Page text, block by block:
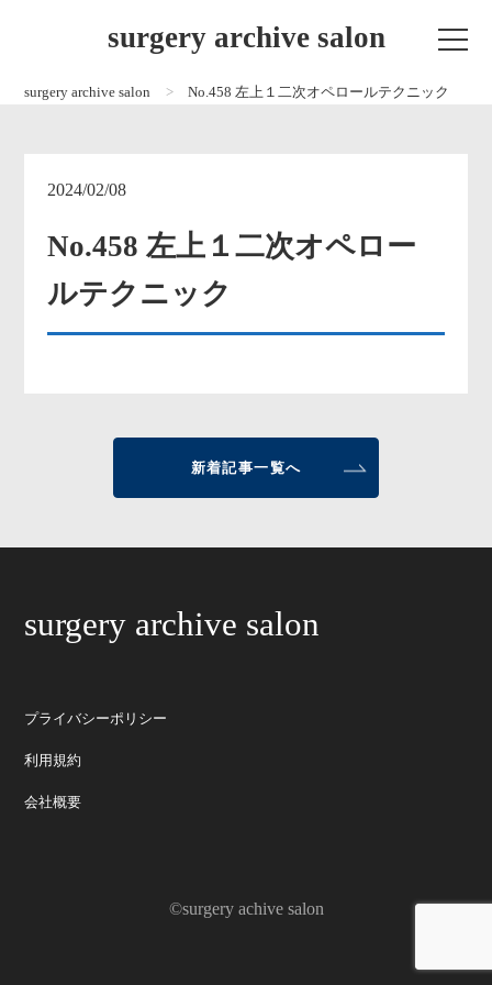
surgery archive salon
surgery archive salon No.458 左上１二次オペロールテクニック
2024/02/08
No.458 左上１二次オペロー
ルテクニック
新着記事一覧へ
surgery archive salon
プライバシーポリシー
利用規約
会社概要
©surgery achive salon